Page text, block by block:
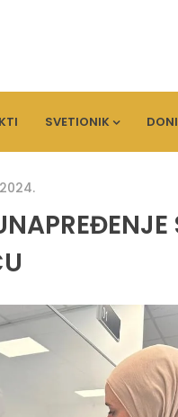
SVETIONIK